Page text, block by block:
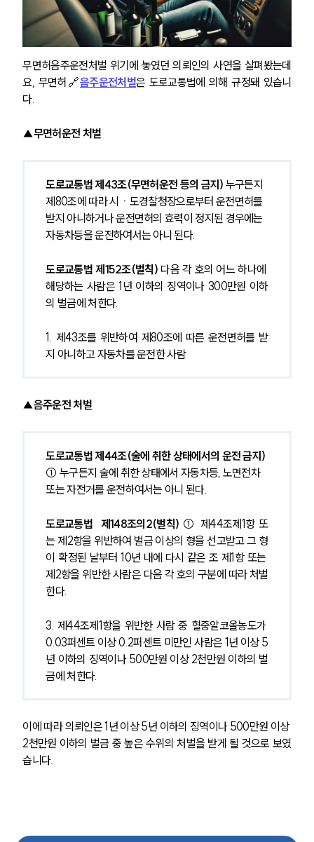
무면허음주운전처벌 위기에 놓였던 의뢰인의 사연을 살펴봤는데
요, 무면허🔗음주운전처벌은 도로교통법에 의해 규정돼 있습니
다.
▲무면허운전 처벌
도로교통법 제43조(무면허운전 등의 금지) 누구든지
제80조에 따라 시ㆍ도경찰청장으로부터 운전면허를
받지 아니하거나 운전면허의 효력이 정지된 경우에는
자동차등을 운전하여서는 아니 된다.
도로교통법 제152조(벌칙) 다음 각 호의 어느 하나에
해당하는 사람은 1년 이하의 징역이나 300만원 이하
의 벌금에 처한다.
1. 제43조를 위반하여 제80조에 따른 운전면허를 받
지 아니하고 자동차를 운전한 사람
▲음주운전 처벌
도로교통법 제44조(술에 취한 상태에서의 운전 금지)
① 누구든지 술에 취한 상태에서 자동차등, 노면전차
또는 자전거를 운전하여서는 아니 된다.
도로교통법  제148조의2(벌칙) ① 제44조제1항 또
는 제2항을 위반하여 벌금 이상의 형을 선고받고 그 형
이 확정된 날부터 10년 내에 다시 같은 조 제1항 또는
제2항을 위반한 사람은 다음 각 호의 구분에 따라 처벌
한다.
3. 제44조제1항을 위반한 사람 중 혈중알코올농도가
0.03퍼센트 이상 0.2퍼센트 미만인 사람은 1년 이상 5
년 이하의 징역이나 500만원 이상 2천만원 이하의 벌
금에 처한다.
이에 따라 의뢰인은 1년 이상 5년 이하의 징역이나 500만원 이상
2천만원 이하의 벌금 중 높은 수위의 처벌을 받게 될 것으로 보였
습니다.